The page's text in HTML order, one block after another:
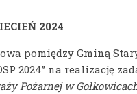
2024
pomiędzy Gminą
2024” na realizację
Pożarnej w